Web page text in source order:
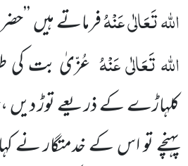
اللہ تَعَالٰی عَنْہُفرماتےہیں
اللہ تَعَالٰی عَنْہُ عُزّیٰ بت کی
کلہاڑے کے ذریعے توڑ
پہنچے تو اس کے خدمتگار نے